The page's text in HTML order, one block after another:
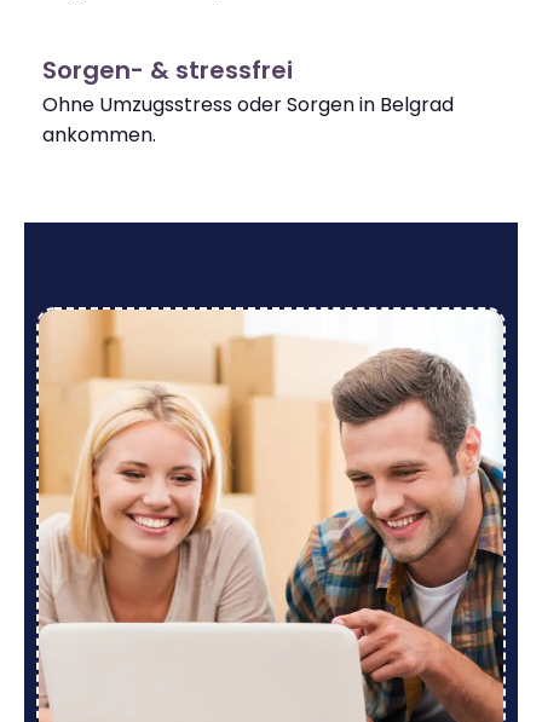
Sorgen- & stressfrei
Ohne Umzugsstress oder Sorgen in Belgrad
ankommen.